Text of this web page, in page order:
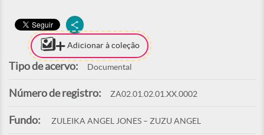
Adicionar à coleção
Tipo de acervo: Documental
Número de registro: ZA02.01.02.01.XX.0002
Fundo: ZULEIKA ANGEL JONES – ZUZU ANGEL